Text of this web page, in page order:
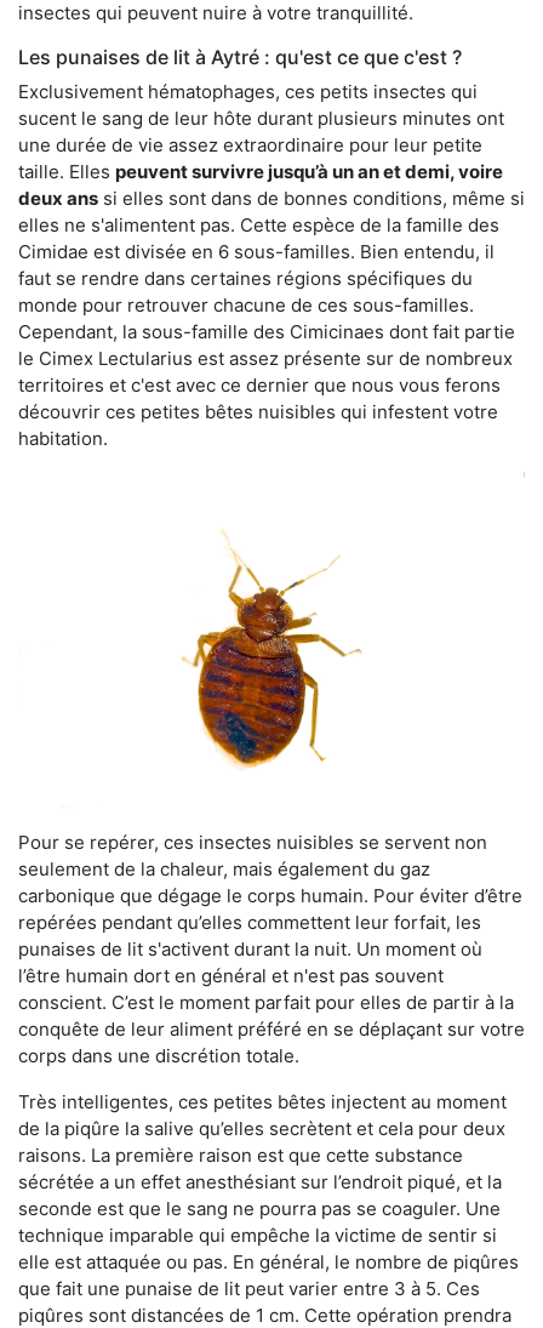
insectes qui peuvent nuire à votre tranquillité.
Les punaises de lit à Aytré : qu'est ce que c'est ?
Exclusivement hématophages, ces petits insectes qui
sucent le sang de leur hôte durant plusieurs minutes ont
une durée de vie assez extraordinaire pour leur petite
taille. Elles peuvent survivre jusqu’à un an et demi, voire
deux ans si elles sont dans de bonnes conditions, même si
elles ne s'alimentent pas. Cette espèce de la famille des
Cimidae est divisée en 6 sous-familles. Bien entendu, il
faut se rendre dans certaines régions spécifiques du
monde pour retrouver chacune de ces sous-familles.
Cependant, la sous-famille des Cimicinaes dont fait partie
le Cimex Lectularius est assez présente sur de nombreux
territoires et c'est avec ce dernier que nous vous ferons
découvrir ces petites bêtes nuisibles qui infestent votre
habitation.
Pour se repérer, ces insectes nuisibles se servent non
seulement de la chaleur, mais également du gaz
carbonique que dégage le corps humain. Pour éviter d’être
repérées pendant qu’elles commettent leur forfait, les
punaises de lit s'activent durant la nuit. Un moment où
l’être humain dort en général et n'est pas souvent
conscient. C’est le moment parfait pour elles de partir à la
conquête de leur aliment préféré en se déplaçant sur votre
corps dans une discrétion totale.
Très intelligentes, ces petites bêtes injectent au moment
de la piqûre la salive qu’elles secrètent et cela pour deux
raisons. La première raison est que cette substance
sécrétée a un effet anesthésiant sur l’endroit piqué, et la
seconde est que le sang ne pourra pas se coaguler. Une
technique imparable qui empêche la victime de sentir si
elle est attaquée ou pas. En général, le nombre de piqûres
que fait une punaise de lit peut varier entre 3 à 5. Ces
piqûres sont distancées de 1 cm. Cette opération prendra